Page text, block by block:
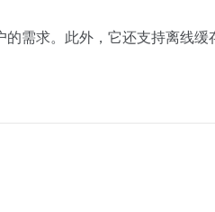
需求。此外，它还支持离线